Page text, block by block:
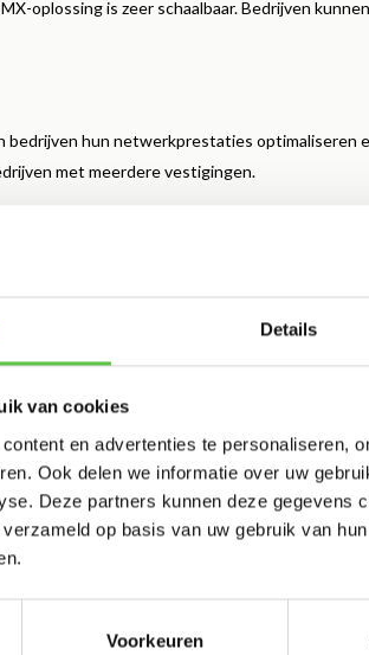
Details
van cookies
en advertenties te personaliseren,
Ook delen we informatie over uw
Deze partners kunnen deze gegevens
op basis van uw gebruik van
Voorkeuren
oplossing is zeer schaalbaar. Bedrijven
hun netwerkprestaties optimaliseren
met meerdere vestigingen.
met traditionele firewalls. Terwijl traditionele
Meraki een automatisch geüpdatete en